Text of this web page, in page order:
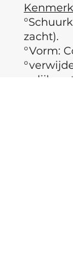
zacht).
°Vorm: